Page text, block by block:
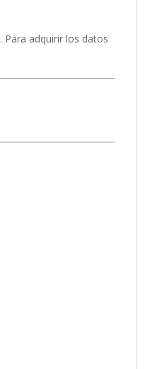
adquirir los datos